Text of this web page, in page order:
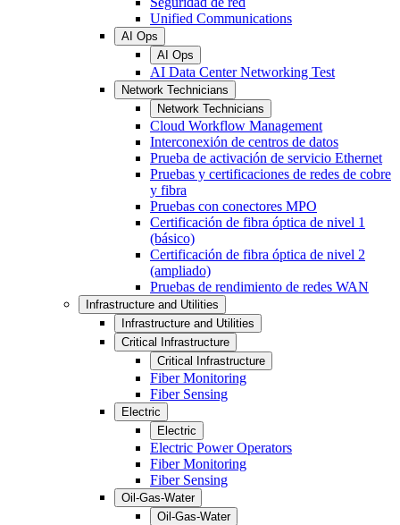
Unified Communications
AI Ops
AI Ops
AI Data Center Networking Test
Network Technicians
Network Technicians
Cloud Workflow Management
Interconexión de centros de datos
Prueba de activación de servicio Ethernet
Pruebas y certificaciones de redes de cobre
y fibra
Pruebas con conectores MPO
Certificación de fibra óptica de nivel 1
(básico)
Certificación de fibra óptica de nivel 2
(ampliado)
Pruebas de rendimiento de redes WAN
Infrastructure and Utilities
Infrastructure and Utilities
Critical Infrastructure
Critical Infrastructure
Fiber Monitoring
Fiber Sensing
Electric
Electric
Electric Power Operators
Fiber Monitoring
Fiber Sensing
Oil-Gas-Water
Oil-Gas-Water